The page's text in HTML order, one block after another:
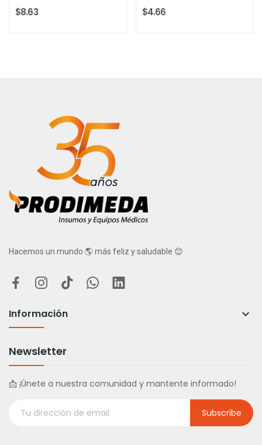
$8.63 $4.66
Hacemos un mundo 🌎 más feliz y saludable 😊
Información 
Newsletter
📩 ¡Únete a nuestra comunidad y mantente informado!
Subscribe